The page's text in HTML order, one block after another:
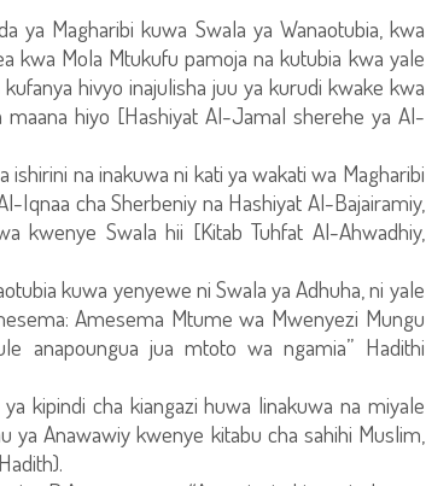
ya Magharibi kuwa Swala ya Wanaotubia, kwa
kwa Mola Mtukufu pamoja na kutubia kwa yale
hivyo inajulisha juu ya kurudi kwake kwa
maana hiyo [Hashiyat Al-Jamal sherehe ya Al-
na inakuwa ni kati ya wakati wa Magharibi
Iqnaa cha Sherbeniy na Hashiyat Al-Bajairamiy,
kwenye Swala hii [Kitab Tuhfat Al-Ahwadhiy,
kuwa yenyewe ni Swala ya Adhuha, ni yale
Amesema Mtume wa Mwenyezi Mungu
anapoungua jua mtoto wa ngamia” Hadithi
kipindi cha kiangazi huwa linakuwa na miyale
ya Anawawiy kwenye kitabu cha sahihi Muslim,